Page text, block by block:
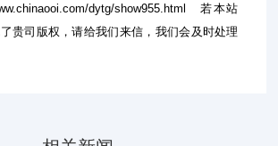
dytg/show955.html
若本站
贵司版权，请给我们来信，我们会及时处理